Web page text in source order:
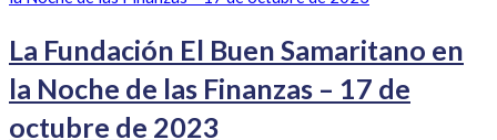
La Fundación El Buen Samaritano en
la Noche de las Finanzas – 17 de
octubre de 2023